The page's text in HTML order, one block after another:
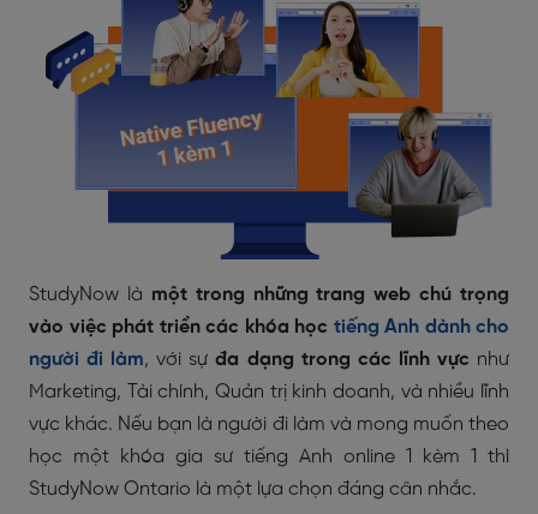
StudyNow là một trong những trang web chú trọng
vào việc phát triển các khóa học tiếng Anh dành cho
người đi làm, với sựđa dạng trong các lĩnh vực như
Marketing, Tài chính, Quản trị kinh doanh, và nhiều lĩnh
vực khác. Nếu bạn là người đi làm và mong muốn theo
học một khóa gia sư tiếng Anh online 1 kèm 1 thì
StudyNow Ontario là một lựa chọn đáng cân nhắc.